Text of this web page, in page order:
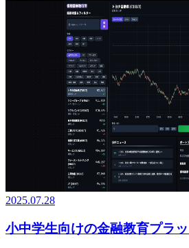
2025.07.28
小中学生向けの金融教育プラ